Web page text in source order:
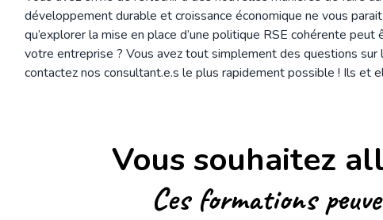
développement durable et croissance économique ne vous
qu’explorer la mise en place d’une politique RSE cohérente
votre entreprise ? Vous avez tout simplement des questions
contactez nos consultant.e.s le plus rapidement possible ! Ils et
Vous souhaitez
Ces formations